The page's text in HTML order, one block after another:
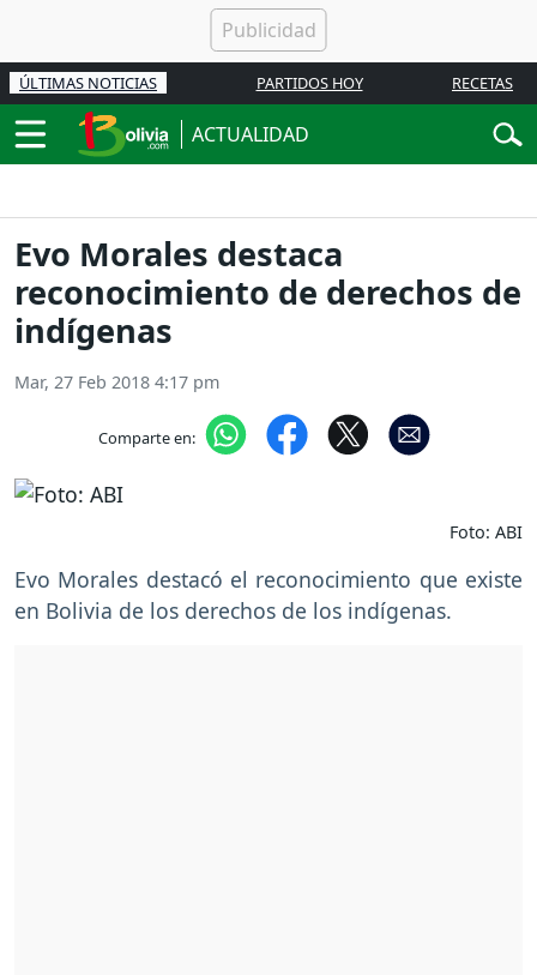
ÚLTIMAS NOTICIAS PARTIDOS HOY RECETAS
ACTUALIDAD
Evo Morales destaca
reconocimiento de derechos de
indígenas
Mar, 27 Feb 2018 4:17 pm
Comparte en:
Foto: ABI
Evo Morales destacó el reconocimiento que existe
en Bolivia de los derechos de los indígenas.